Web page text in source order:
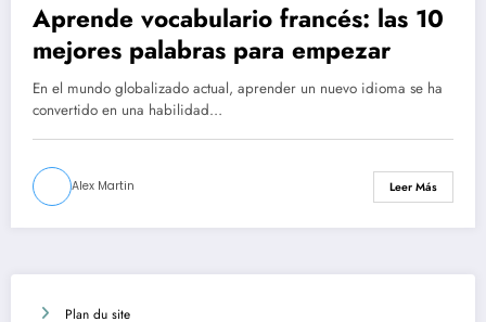
Aprende vocabulario francés: las 10
mejores palabras para empezar
En el mundo globalizado actual, aprender un nuevo idioma se ha
convertido en una habilidad…
Alex Martin Leer Más
Plan du site